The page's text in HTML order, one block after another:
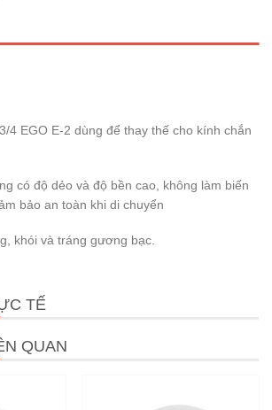
4 EGO E-2 dùng để thay thế cho kính chắn
có độ dẻo và độ bền cao, không làm biến
bảo an toàn khi di chuyển
khói và tráng gương bạc.
TẾ
QUAN